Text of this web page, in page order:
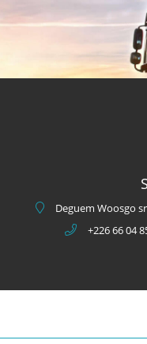
Deguem Woosgo
+226 66 04